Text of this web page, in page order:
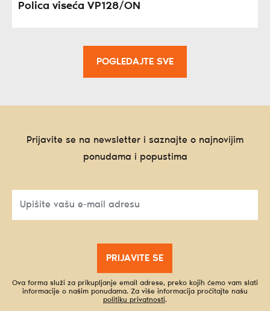
Polica viseća VP128/ON
POGLEDAJTE SVE
Prijavite se na newsletter i saznajte o najnovijim
ponudama i popustima
PRIJAVITE SE
Ova forma služi za prikupljanje email adrese, preko kojih ćemo vam slati
informacije o našim ponudama. Za više informacija pročitajte našu
politiku privatnosti.